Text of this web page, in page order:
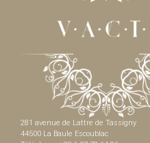
281 avenue de Lattre de Tassigny
44500 La Baule Escoublac